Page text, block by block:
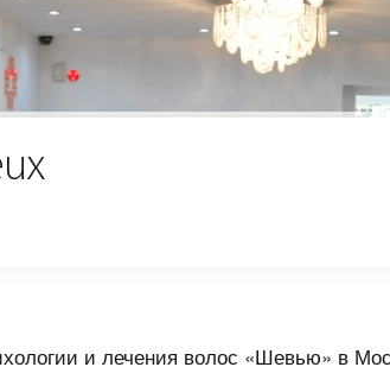
и лечения волос «Шевью» в